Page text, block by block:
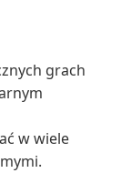
grach
w wiele